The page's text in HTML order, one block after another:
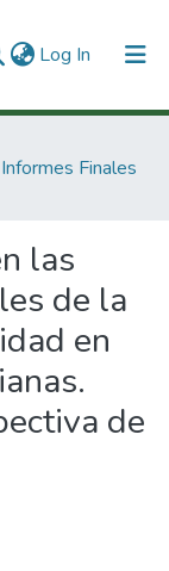
Log In (current)
Finales
las
de la
en
de